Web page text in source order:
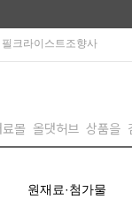
필크라이스트조향사
원재료·첨가물